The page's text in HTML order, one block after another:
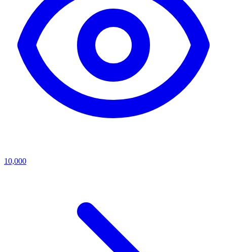
10,000